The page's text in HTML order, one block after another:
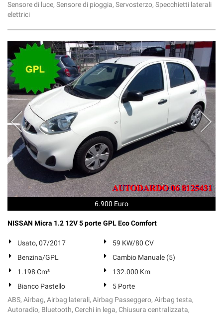
Sensore di luce, Sensore di pioggia, Servosterzo, Specchietti laterali
elettrici
6.900 Euro
NISSAN Micra 1.2 12V 5 porte GPL Eco Comfort
Usato, 07/2017
59 KW/80 CV
Benzina/GPL
Cambio Manuale (5)
1.198 Cm³
132.000 Km
Bianco Pastello
5 Porte
ABS, Airbag, Airbag laterali, Airbag Passeggero, Airbag testa,
Autoradio, Bluetooth, Cerchi in lega, Chiusura centralizzata,